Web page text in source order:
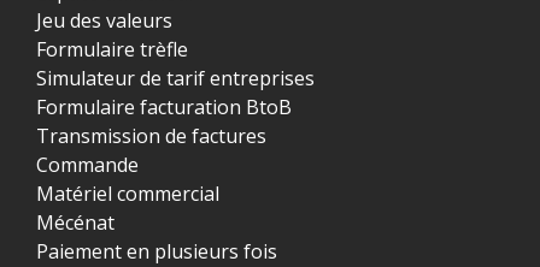
Jeu des valeurs
Formulaire trèfle
Simulateur de tarif entreprises
Formulaire facturation BtoB
Transmission de factures
Commande
Matériel commercial
Mécénat
Paiement en plusieurs fois